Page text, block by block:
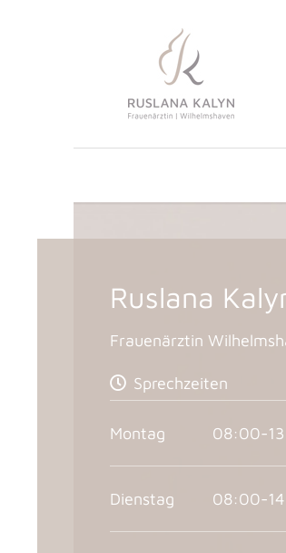
Ruslana
Frauenärztin
Sprechzeiten
Montag 08:00-
Dienstag 08:00-